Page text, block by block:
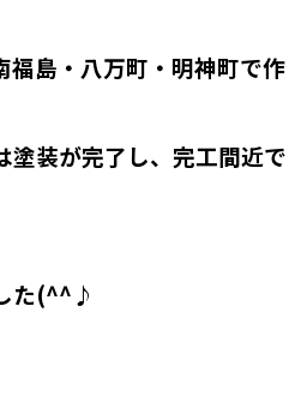
福島・八万町・明神町で作
塗装が完了し、完工間近で
た(^^♪